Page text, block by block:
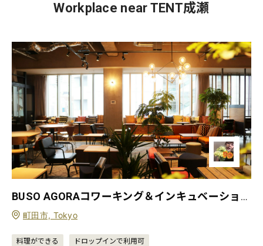
Workplace near TENT成瀬
BUSO AGORAコワーキング＆インキュベーションオフィス
町田市, Tokyo
料理ができる ドロップインで利用可